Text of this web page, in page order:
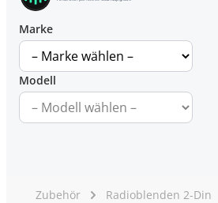
Marke
Modell
Zubehör Radioblenden 2-Din